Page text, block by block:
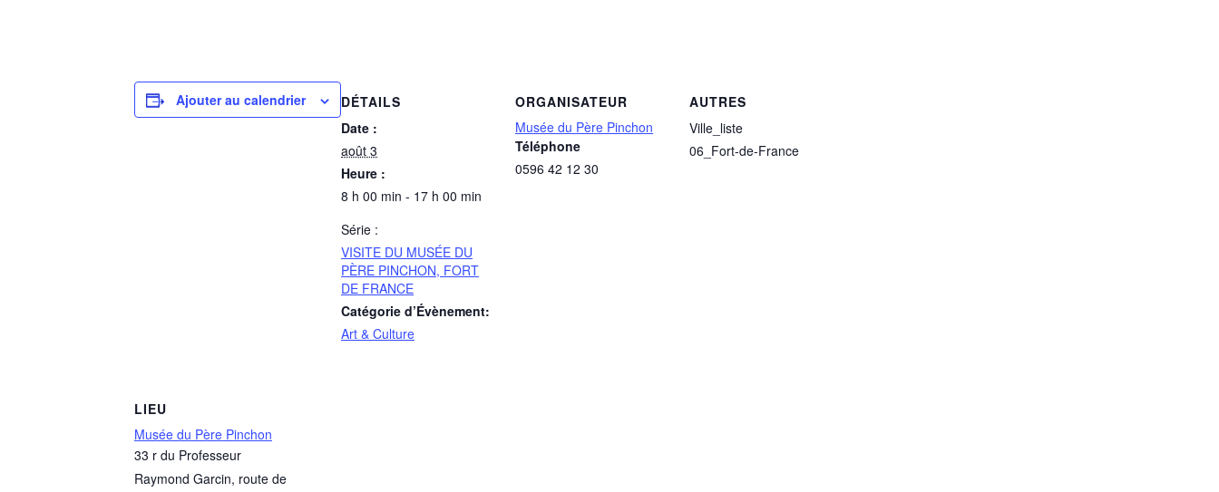
Ajouter au calendrier
DÉTAILS
Date :
août 3
Heure :
8 h 00 min - 17 h 00 min
Série :
VISITE DU MUSÉE DU
PÈRE PINCHON, FORT
DE FRANCE
Catégorie d’Évènement:
Art & Culture
ORGANISATEUR
Musée du Père Pinchon
Téléphone
0596 42 12 30
AUTRES
Ville_liste
06_Fort-de-France
LIEU
Musée du Père Pinchon
33 r du Professeur
Raymond Garcin, route de